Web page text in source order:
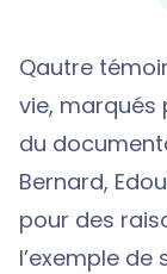
Qautre
vie, marqués
du
Bernard,
pour des
l’exemple